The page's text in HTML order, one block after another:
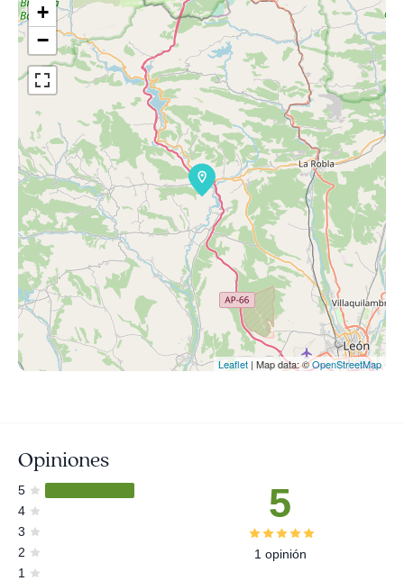
+
−
Leaflet | Map data: ©OpenStreetMap
Opiniones
5
4
3
2
1
5
1 opinión